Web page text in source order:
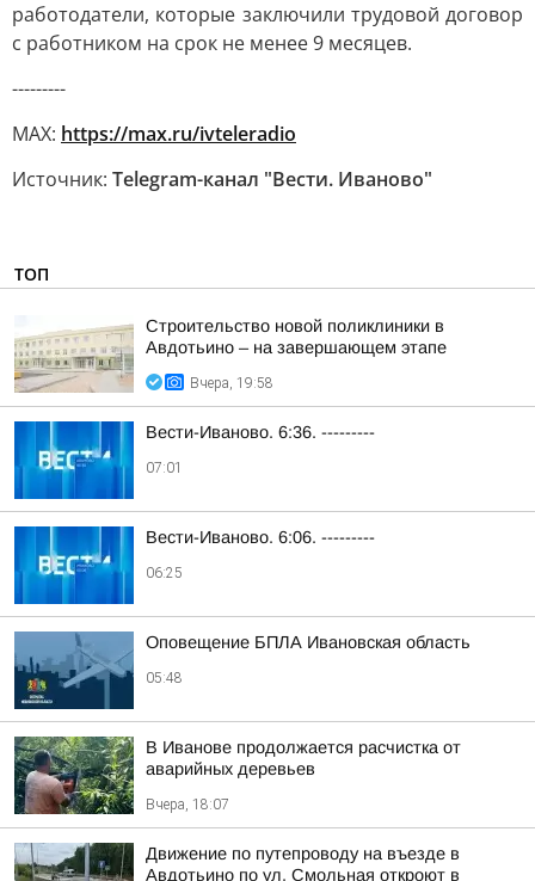
работодатели, которые заключили трудовой договор
с работником на срок не менее 9 месяцев.
---------
MAX: https://max.ru/ivteleradio
Источник: Telegram-канал "Вести. Иваново"
ТОП
Строительство новой поликлиники в
Авдотьино – на завершающем этапе
Вчера, 19:58
Вести-Иваново. 6:36. ---------
07:01
Вести-Иваново. 6:06. ---------
06:25
Оповещение БПЛА Ивановская область
05:48
В Иванове продолжается расчистка от
аварийных деревьев
Вчера, 18:07
Движение по путепроводу на въезде в
Авдотьино по ул. Смольная откроют в